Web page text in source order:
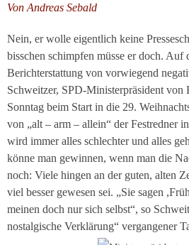
Von Andreas Sebald
Nein, er wolle eigentlich keine
bisschen schimpfen müsse er doch. Auf
Berichterstattung von vorwiegend
Schweitzer, SPD-Ministerpräsident von
Sonntag beim Start in die 29.
von „alt – arm – allein“ der Festredner
wird immer alles schlechter und alles
könne man gewinnen, wenn man die
noch: Viele hingen an der guten, alten
viel besser gewesen sei. „Sie sagen
meinen doch nur sich selbst“, so
nostalgische Verklärung“ vergangener